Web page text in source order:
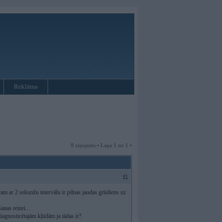
Reklāma
8 ziņojumi • Lapa 1 no 1 •
#1
ar 2 sekunžu intervālu ir pilnas jaudas grūdiens uz
reizei...
kļūdām ja tādas ir?